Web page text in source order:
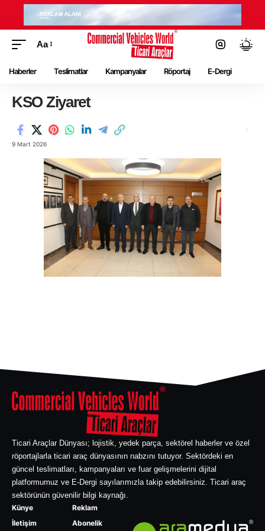
Aa
Haberler Teslimatlar Kampanyalar Röportaj E-Dergi
KSO Ziyaret
9 Mart 2026
Ticari Araçlar Dünyası; lojistik, yedek parça, sektörel haberler ve özel
röportajlarla ticari araç dünyasının nabzını tutuyor. Sektördeki en
güncel teslimatları, kampanyaları ve fuar gelişmelerini dijital
platformumuz ve E-Dergi sayılarımızla takip edebilirsiniz. Ticari araç
sektörünün güvenilir bilgi kaynağı.
Künye
İletişim
Reklam
Abonelik